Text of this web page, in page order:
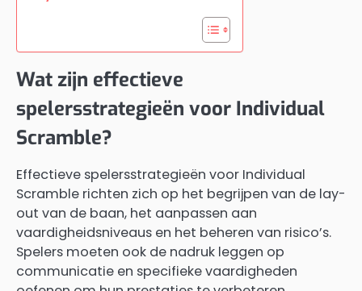
Wat zijn effectieve
spelersstrategieën voor Individual
Scramble?
Effectieve spelersstrategieën voor Individual
Scramble richten zich op het begrijpen van de lay-
out van de baan, het aanpassen aan
vaardigheidsniveaus en het beheren van risico’s.
Spelers moeten ook de nadruk leggen op
communicatie en specifieke vaardigheden